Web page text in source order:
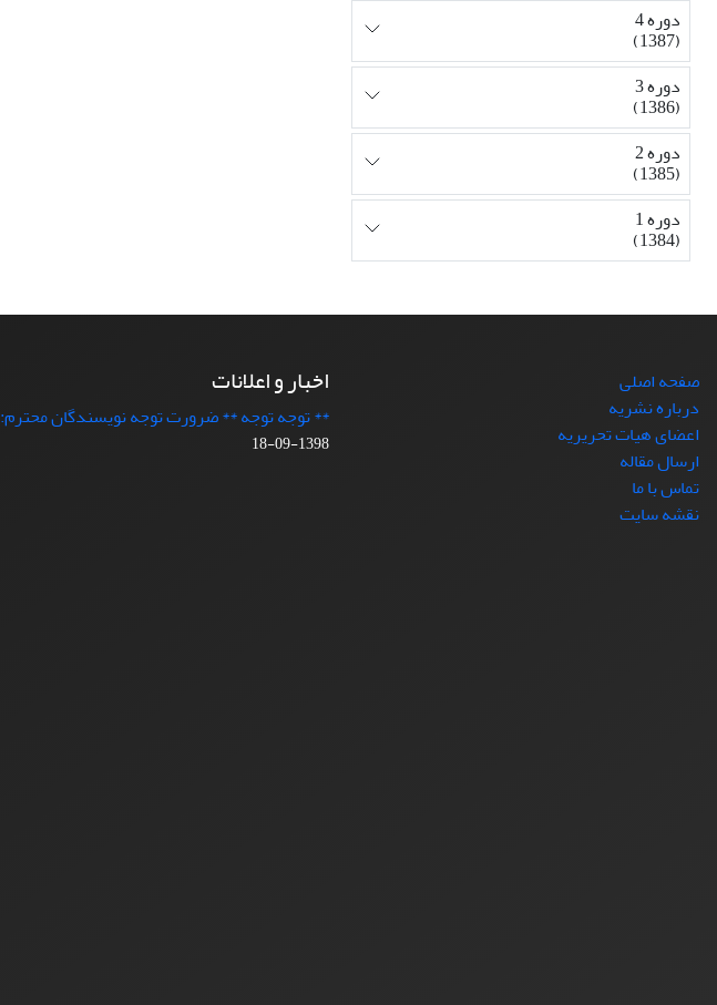
دوره 4
(1387)
دوره 3
(1386)
دوره 2
(1385)
دوره 1
(1384)
صفحه اصلی
درباره نشریه
اعضای هیات تحریریه
ارسال مقاله
تماس با ما
نقشه سایت
اخبار و اعلانات
** توجه توجه ** ضرورت توجه نویسندگان محترم:
1398-09-18